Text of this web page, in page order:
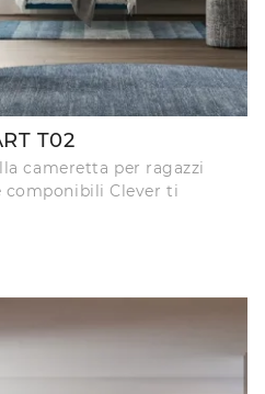
T02
cameretta per ragazzi
componibili Clever ti